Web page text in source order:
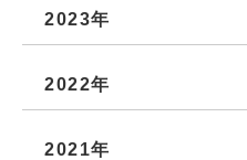
2023年
2022年
2021年